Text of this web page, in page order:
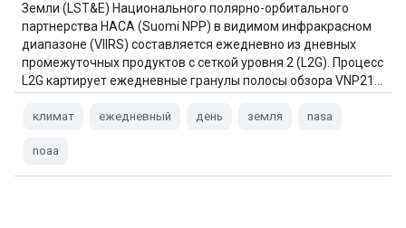
Земли (LST&E) Национального полярно-орбитального
партнерства НАСА (Suomi NPP) в видимом инфракрасном
диапазоне (VIIRS) составляется ежедневно из дневных
промежуточных продуктов с сеткой уровня 2 (L2G). Процесс
L2G картирует ежедневные гранулы полосы обзора VNP21…
климат ежедневный день земля nasa
noaa